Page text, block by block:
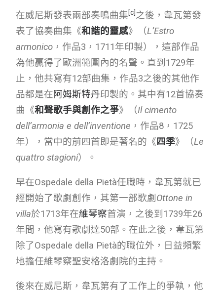
在威尼斯發表兩部奏鳴曲集[c]之後，韋瓦第發
表了協奏曲集《和諧的靈感》（L’Estro
armonico ，作品3，1711年印製），這部作品
為他贏得了歐洲範圍內的名聲。直到1729年
止，他共寫有12部曲集，作品3之後的其他作
品都是在阿姆斯特丹印製的。其中有12首協奏
曲《和聲歌手與創作之爭》（Il cimento
dell’armonia e dell’inventione ，作品8，1725
年），當中的前四首即是著名的《四季》（Le
quattro stagioni）。
早在Ospedale della Pietà任職時，韋瓦第就已
經開始了歌劇創作，其第一部歌劇Ottone in
villa於1713年在維琴察首演，之後到1739年26
年間，他寫有歌劇達50部。在此之後，韋瓦第
除了Ospedale della Pietà的職位外，日益頻繁
地擔任維琴察聖安格洛劇院的主持。
後來在威尼斯，韋瓦第有了工作上的爭執，他